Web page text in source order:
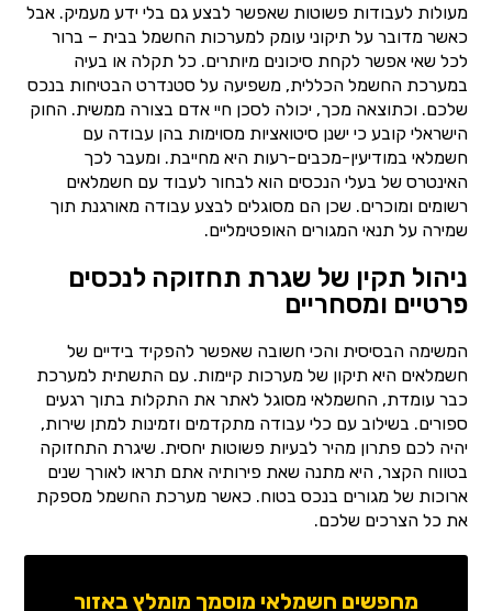
מעולות לעבודות פשוטות שאפשר לבצע גם בלי ידע מעמיק. אבל
כאשר מדובר על תיקוני עומק למערכות החשמל בבית – ברור
לכל שאי אפשר לקחת סיכונים מיותרים. כל תקלה או בעיה
במערכת החשמל הכללית, משפיעה על סטנדרט הבטיחות בנכס
שלכם. וכתוצאה מכך, יכולה לסכן חיי אדם בצורה ממשית. החוק
הישראלי קובע כי ישנן סיטואציות מסוימות בהן עבודה עם
חשמלאי במודיעין-מכבים-רעות היא מחייבת. ומעבר לכך
האינטרס של בעלי הנכסים הוא לבחור לעבוד עם חשמלאים
רשומים ומוכרים. שכן הם מסוגלים לבצע עבודה מאורגנת תוך
שמירה על תנאי המגורים האופטימליים.
ניהול תקין של שגרת תחזוקה לנכסים
פרטיים ומסחריים
המשימה הבסיסית והכי חשובה שאפשר להפקיד בידיים של
חשמלאים היא תיקון של מערכות קיימות. עם התשתית למערכת
כבר עומדת, החשמלאי מסוגל לאתר את התקלות בתוך רגעים
ספורים. בשילוב עם כלי עבודה מתקדמים וזמינות למתן שירות,
יהיה לכם פתרון מהיר לבעיות פשוטות יחסית. שיגרת התחזוקה
בטווח הקצר, היא מתנה שאת פירותיה אתם תראו לאורך שנים
ארוכות של מגורים בנכס בטוח. כאשר מערכת החשמל מספקת
את כל הצרכים שלכם.
מחפשים חשמלאי מוסמך מומלץ באזור